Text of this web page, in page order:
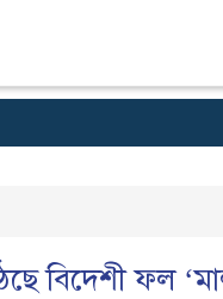
বিদেশী ফল